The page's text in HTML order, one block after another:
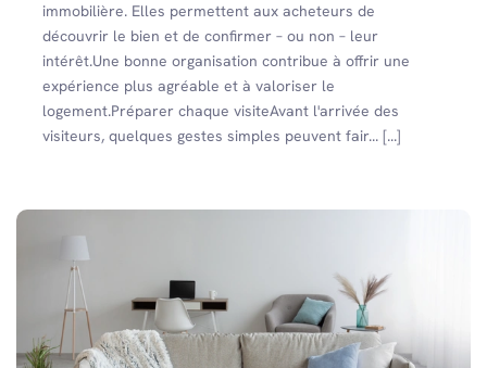
immobilière. Elles permettent aux acheteurs de
découvrir le bien et de confirmer – ou non – leur
intérêt.Une bonne organisation contribue à offrir une
expérience plus agréable et à valoriser le
logement.Préparer chaque visiteAvant l'arrivée des
visiteurs, quelques gestes simples peuvent fair... [...]